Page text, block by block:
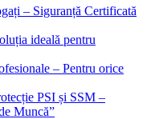
– Siguranță Certificată
ideală pentru
– Pentru orice
PSI și SSM –
Muncă”